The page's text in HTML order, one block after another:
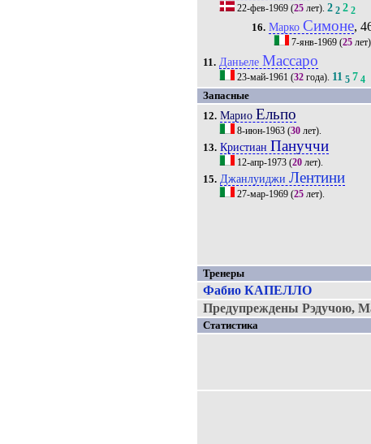
22-фев-1969 (25 лет).2 2 2 2
16. МаркоСимоне,
7-янв-1969(25
11. Даньеле Массаро
23-май-1961 (32 года). 11 5 7 4
Запасные
12. Марио Ельпо
8-июн-1963 (30 лет).
13. Кристиан Пануччи
12-апр-1973 (20 лет).
15. ДжанлуиджиЛентини
27-мар-1969 (25 лет).
Тренеры
Фабио КАПЕЛЛО
Предупреждены Рэдучою,
Статистика